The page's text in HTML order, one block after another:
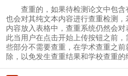
查重的，如果待检测论文中包
也会对其纯文本内容进行查重检测
内容放入表格中，查重系统仍然会
此当用户在点击开始上传按钮之前
些部分不需要查重，在学术查重之前
除，以免发生查重结果和学校查重的